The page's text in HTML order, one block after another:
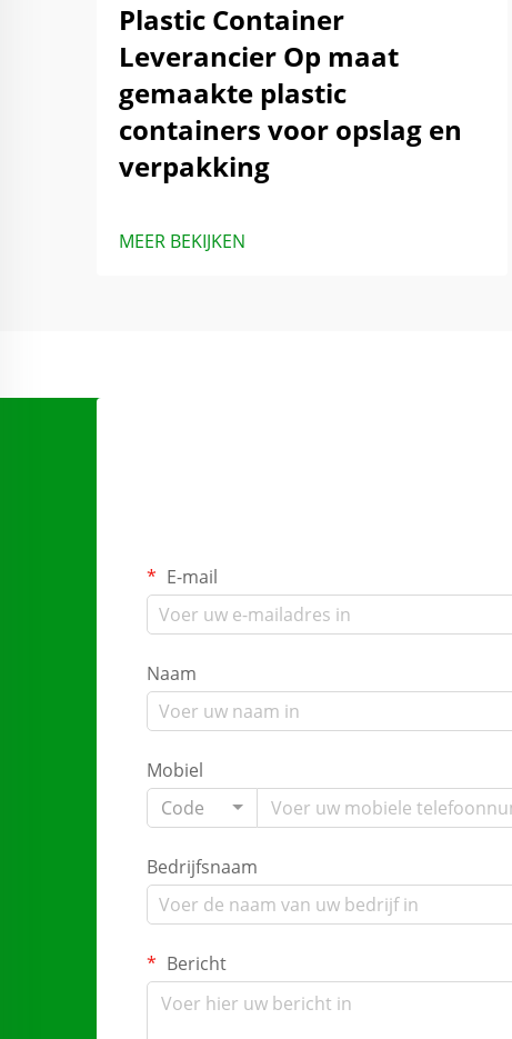
Plastic Container
Leverancier Op maat
gemaakte plastic
containers voor opslag en
verpakking
MEER BEKIJKEN
E-mail
Naam
Mobiel
Code
Bedrijfsnaam
Bericht